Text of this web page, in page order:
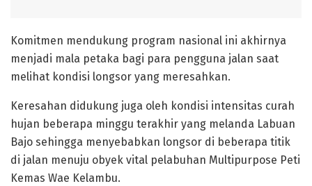
Komitmen mendukung program nasional ini akhirnya
menjadi mala petaka bagi para pengguna jalan saat
melihat kondisi longsor yang meresahkan.
Keresahan didukung juga oleh kondisi intensitas curah
hujan beberapa minggu terakhir yang melanda Labuan
Bajo sehingga menyebabkan longsor di beberapa titik
di jalan menuju obyek vital pelabuhan Multipurpose Peti
Kemas Wae Kelambu.